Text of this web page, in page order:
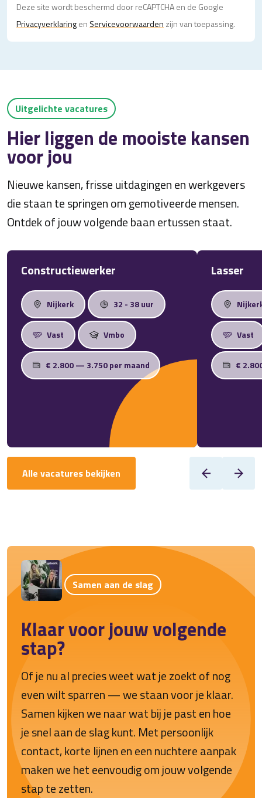
Deze site wordt beschermd door reCAPTCHA en de Google
Privacy­verklaringen Servicevoorwaarden zijn van toepassing.
Uitgelichte vacatures
Hier liggen de mooiste kansen
voor jou
Nieuwe kansen, frisse uitdagingen en werkgevers
die staan te springen om gemotiveerde mensen.
Ontdek of jouw volgende baan ertussen staat.
Constructiewerker
Nijkerk 32 - 38 uur
Vast Vmbo
€ 2.800 — 3.750 per maand
Lasser
Vast
€
Alle vacatures bekijken
Samen aan de slag
Klaar voor jouw volgende
stap?
Of je nu al precies weet wat je zoekt of nog
even wilt sparren — we staan voor je klaar.
Samen kijken we naar wat bij je past en hoe
je snel aan de slag kunt. Met persoonlijk
contact, korte lijnen en een nuchtere aanpak
maken we het eenvoudig om jouw volgende
stap te zetten.